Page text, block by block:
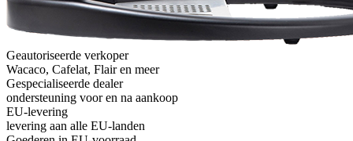
Geautoriseerde verkoper
Wacaco, Cafelat, Flair en meer
Gespecialiseerde dealer
ondersteuning voor en na aankoop
EU-levering
levering aan alle EU-landen